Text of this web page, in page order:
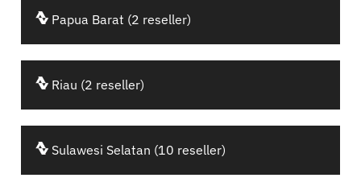
Papua Barat (2 reseller)
Riau (2 reseller)
Sulawesi Selatan (10 reseller)